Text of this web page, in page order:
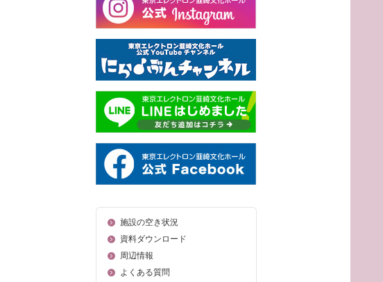
施設の空き状況
資料ダウンロード
周辺情報
よくある質問